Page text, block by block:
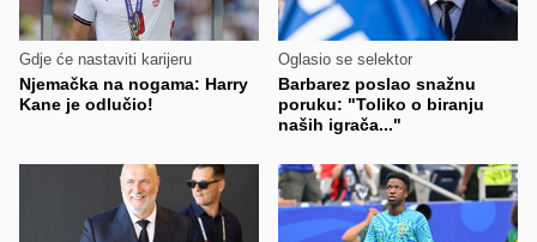
Gdje će nastaviti karijeru
Njemačka na nogama: Harry
Kane je odlučio!
Oglasio se selektor
Barbarez poslao snažnu
poruku: "Toliko o biranju
naših igrača..."